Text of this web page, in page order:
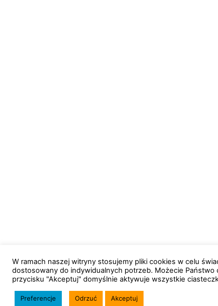
W ramach naszej witryny stosujemy pliki cookies w celu
dostosowany do indywidualnych potrzeb. Możecie
przycisku "Akceptuj" domyślnie aktywuje wszystkie
Preferencje Odrzuć Akceptuj